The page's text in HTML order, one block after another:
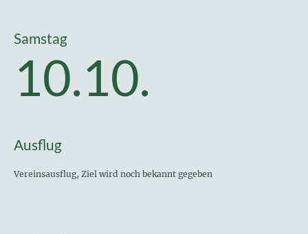
Samstag
10.10.
Ausflug
Vereinsausflug, Ziel wird noch bekannt gegeben